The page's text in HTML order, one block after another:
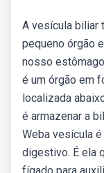
A vesícula biliar
pequeno órgão
nosso
é um órgão em
localizada
é armazenar a
Weba vesícula
digestivo. É ela